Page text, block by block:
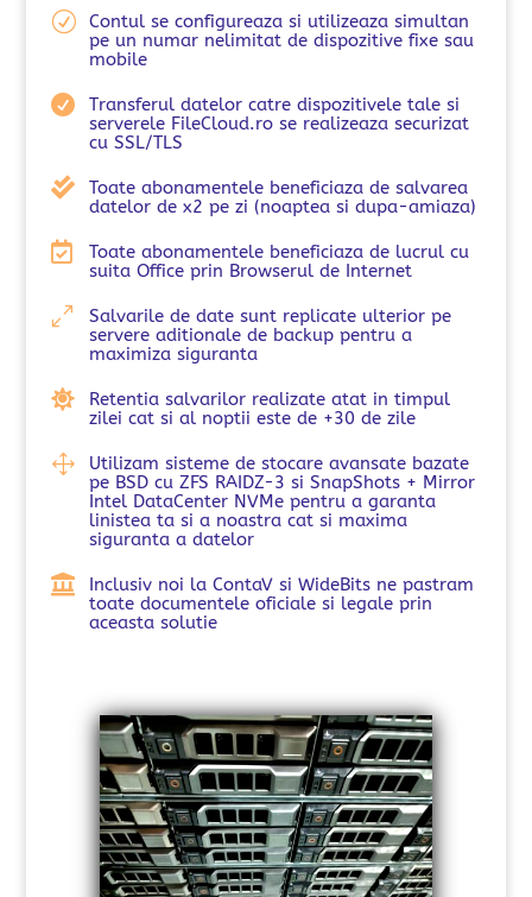
R
Contul se configureaza si utilizeaza simultan
pe un numar nelimitat de dispozitive fixe sau
mobile

Transferul datelor catre dispozitivele tale si
serverele FileCloud.ro se realizeaza securizat
cu SSL/TLS

Toate abonamentele beneficiaza de salvarea
datelor de x2 pe zi (noaptea si dupa-amiaza)

Toate abonamentele beneficiaza de lucrul cu
suita Office prin Browserul de Internet
0
Salvarile de date sunt replicate ulterior pe
servere aditionale de backup pentru a
maximiza siguranta

Retentia salvarilor realizate atat in timpul
zilei cat si al noptii este de +30 de zile
1
Utilizam sisteme de stocare avansate bazate
pe BSD cu ZFS RAIDZ-3 si SnapShots + Mirror
Intel DataCenter NVMe pentru a garanta
linistea ta si a noastra cat si maxima
siguranta a datelor

Inclusiv noi la ContaV si WideBits ne pastram
toate documentele oficiale si legale prin
aceasta solutie